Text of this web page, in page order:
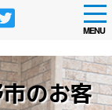
MENU
のお客